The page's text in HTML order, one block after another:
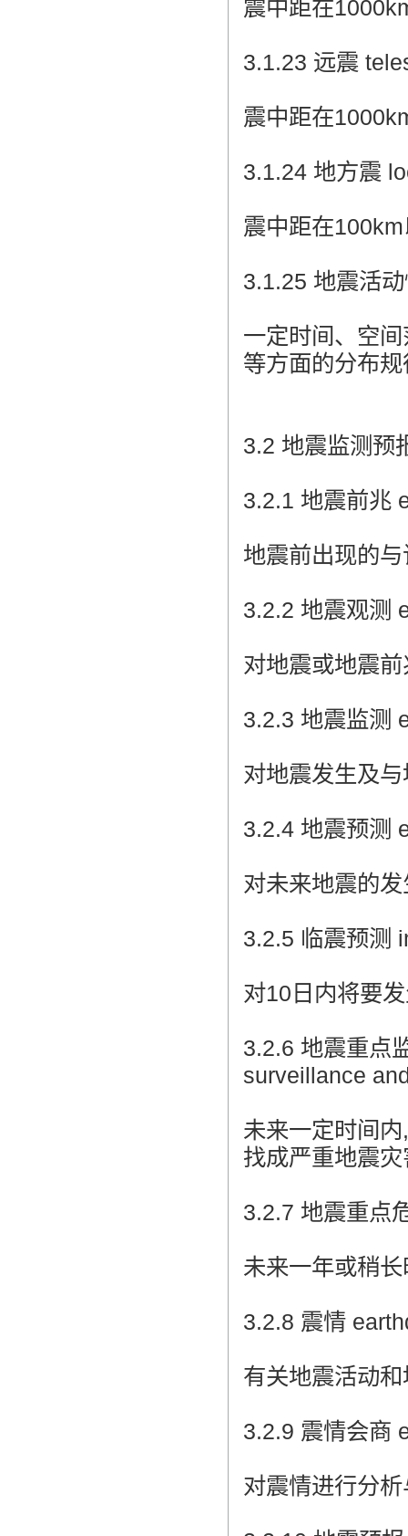
震中距在
3.1.23 远震
震中距在
3.1.24 地方震
震中距在
3.1.25 地震活
一定时间、空
等方面的分布
3.2 地震监测预
3.2.1 地震前兆
地震前出现的
3.2.2 地震观测
对地震或地震
3.2.3 地震监测
对地震发生及
3.2.4 地震预测
对未来地震的
3.2.5 临震预测
对10日内将要
3.2.6 地震重点
surveillance
未来一定时间
找成严重地震
3.2.7 地震重点
未来一年或稍
3.2.8 震情
有关地震活动
3.2.9 震情会商
对震情进行分